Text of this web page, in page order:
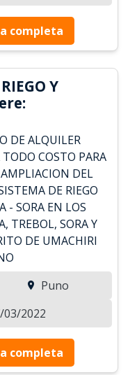
completa
Y
DE ALQUILER
COSTO PARA
DEL
DE RIEGO
- SORA EN LOS
TREBOL, SORA Y
DE UMACHIRI
Puno
03/2022
completa